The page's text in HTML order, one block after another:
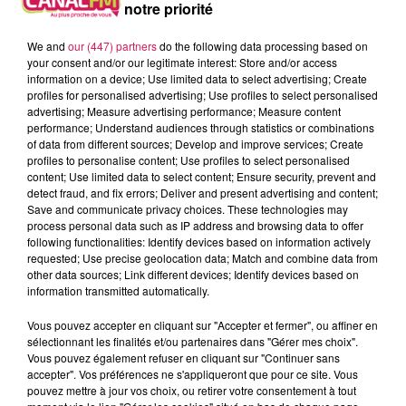
À L'ANTENNE
notre priorité
We and our (447) partnersdo the following data processing based on
your consent and/or our legitimate interest: Store and/or access
information on a device; Use limited data to select advertising; Create
profiles for personalised advertising; Use profiles to select personalised
advertising; Measure advertising performance; Measure content
performance; Understand audiences through statistics or combinations
of data from different sources; Develop and improve services; Create
profiles to personalise content; Use profiles to select personalised
content; Use limited data to select content; Ensure security, prevent and
detect fraud, and fix errors; Deliver and present advertising and content;
Save and communicate privacy choices. These technologies may
process personal data such as IP address and browsing data to offer
following functionalities: Identify devices based on information actively
requested; Use precise geolocation data; Match and combine data from
other data sources; Link different devices; Identify devices based on
information transmitted automatically.
Vous pouvez accepter en cliquant sur "Accepter et fermer", ou affiner en
sélectionnant les finalités et/ou partenaires dans "Gérer mes choix".
Vous pouvez également refuser en cliquant sur "Continuer sans
accepter". Vos préférences ne s'appliqueront que pour ce site. Vous
pouvez mettre à jour vos choix, ou retirer votre consentement à tout